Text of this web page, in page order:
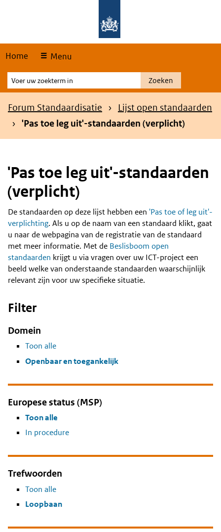
Home Menu
Voer
uw
zoekterm
Zoeken
Kruimelpad
Forum Standaardisatie
Lijst open standaarden
'Pas toe leg uit'-standaarden (verplicht)
'Pas toe leg uit'-standaarden
(verplicht)
Content
De standaarden op deze lijst hebben een 'Pas toe of leg uit'-
verplichting. Als u op de naam van een standaard klikt, gaat
u naar de webpagina van de registratie van de standaard
met meer informatie. Met de Beslisboom open
standaarden krijgt u via vragen over uw ICT-project een
beeld welke van onderstaande standaarden waarschijnlijk
relevant zijn voor uw specifieke situatie.
Filter
Domein
Toon alle
Openbaar en toegankelijk
Europese status (MSP)
Toon alle
In procedure
Trefwoorden
Toon alle
Loopbaan